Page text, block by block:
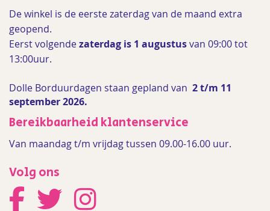
De winkel is de eerste zaterdag van de maand extra
geopend.
Eerst volgendezaterdag is 1 augustusvan 09:00 tot
13:00uur.
Dolle Borduurdagen staan gepland van 2 t/m 11
september 2026.
Bereikbaarheid klantenservice
Van maandag t/m vrijdag tussen 09.00-16.00 uur.
Volg ons